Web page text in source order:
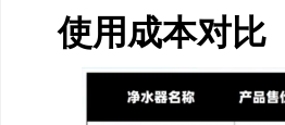
使用成本对比